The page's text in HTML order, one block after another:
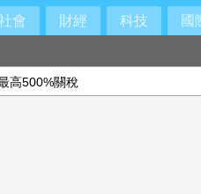
會 財經 科技 國
高500%關稅